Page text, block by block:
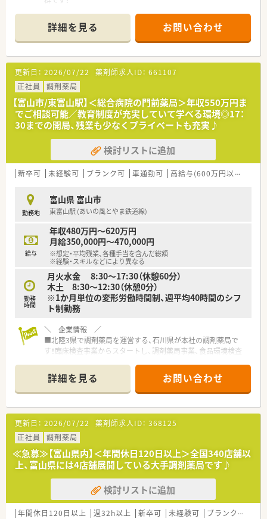
の枚数も落ち着いており、ご自分のペースでゆとりをもってご就
業できる環境です。
■教育体制にも非常に力を入れております！OJT研修をはじめ、
管理薬剤師育成研修・在宅医療研修・接遇向上研修など学べる機
会が多くございます。
詳細を見る お問い合わせ
更新日： 2026/07/22 薬剤師求人ID： 661107
正社員
調剤薬局
【富山市/東富山駅】＜総合病院の門前薬局＞年収550万円ま
でご相談可能／教育制度が充実していて学べる環境◎17：
30までの開局、残業も少なくプライベートも充実♪
検討リストに追加
新卒可 未経験可 ブランク可 車通勤可 高給与(600万円以上)
勤務地
富山県 富山市
東富山駅 (あいの風とやま鉄道線)
給与
年収480万円～620万円
月給350,000円～470,000円
※想定・平均残業、各種手当を含んだ総額
※経験・スキルなどにより異なる
勤務
時間
月火水金 8:30～17:30（休憩60分）
木土 8:30～12:30（休憩0分）
※1か月単位の変形労働時間制、週平均40時間のシフ
ト制勤務
＼ 企業情報 ／
■北陸3県で調剤薬局を運営する、石川県が本社の調剤薬局で
す！臨床検査事業からスタートし、調剤薬局事業、食品環境検査
■臨床検査事業でドクターとのつながりも広く強く、出店する薬
局は門前との関係が抜群です！
■毎年2-3店舗のペースで出店があり、伸び盛りの会社です◎
■教育制度も非常に充実しており、管理薬剤師育成研修や在宅医
療研修など、都度学ぶ機会が設けられております。
＼ 店舗情報 ／
■富山地方鉄道「東新庄駅」より徒歩8分に位置しています！公共
交通機関機関でもお通いいただけますが、もちろんお車での通勤
も可能です！
■近隣のクリニックから内科・消化器科をメインに応需しており
■18時までの開局で、残業も月10時間内と少なめのため、お仕事
終わりのプライベートも充実させることができます
詳細を見る お問い合わせ
更新日： 2026/07/22 薬剤師求人ID： 368125
正社員
調剤薬局
≪急募≫【富山県内】＜年間休日120日以上＞全国340店舗以
上、富山県には4店舗展開している大手調剤薬局です♪
検討リストに追加
年間休日120日以上 週32h以上 新卒可 未経験可 ブランク可